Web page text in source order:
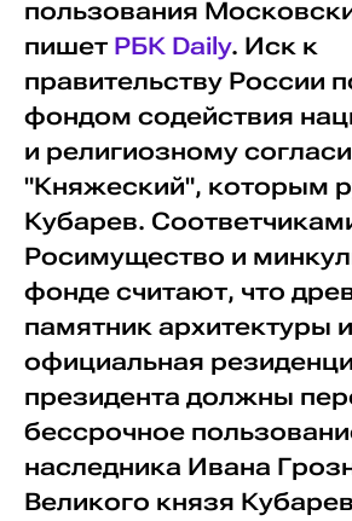
пользования
пишет РБК Daily. Иск к
правительству России
фондом содействия
и религиозному
"Княжеский", которым
Кубарев.
Росимущество и
фонде считают, что
памятник архитектуры и
официальная
президента должны
бессрочное
наследника Ивана
Великого князя